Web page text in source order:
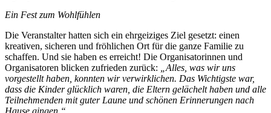
Ein Fest zum Wohlfühlen
Die Veranstalter hatten sich ein ehrgeiziges Ziel gesetzt: einen
kreativen, sicheren und fröhlichen Ort für die ganze Familie zu
schaffen. Und sie haben es erreicht! Die Organisatorinnen und
Organisatoren blicken zufrieden zurück:
„Alles, was wir uns
vorgestellt haben, konnten wir verwirklichen. Das Wichtigste war,
dass die Kinder glücklich waren, die Eltern gelächelt haben und alle
Teilnehmenden mit guter Laune und schönen Erinnerungen nach
Hause gingen.“